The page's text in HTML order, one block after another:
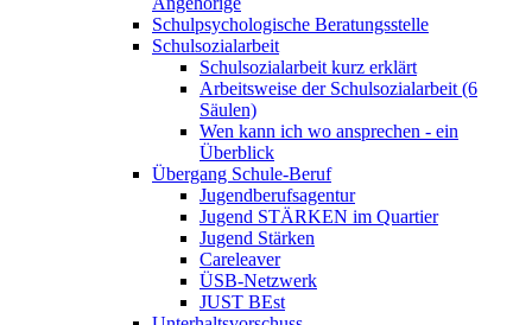
Schulpsychologische Beratungsstelle
Schulsozialarbeit
Schulsozialarbeit kurz erklärt
Arbeitsweise der Schulsozialarbeit (6
Säulen)
Wen kann ich wo ansprechen - ein
Überblick
Übergang Schule-Beruf
Jugendberufsagentur
Jugend STÄRKEN im Quartier
Jugend Stärken
Careleaver
ÜSB-Netzwerk
JUST BEst